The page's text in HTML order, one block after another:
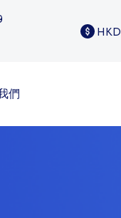
HKD
們